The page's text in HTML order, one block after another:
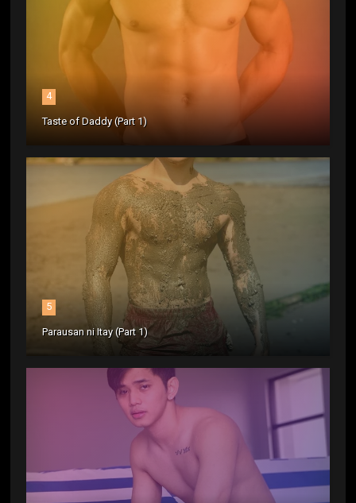
4
Taste of Daddy (Part 1)
5
Parausan ni Itay (Part 1)